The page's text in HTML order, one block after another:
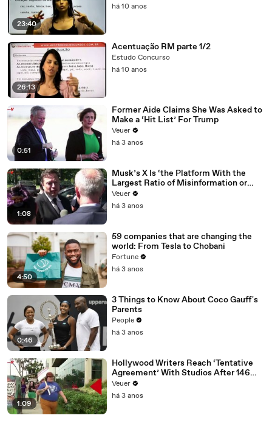
23:40
há 10 anos
26:13
Acentuação RM parte 1/2
Estudo Concurso
há 10 anos
0:51
Former Aide Claims She Was Asked to
Make a ‘Hit List’ For Trump
Veuer
há 3 anos
1:08
Musk’s X Is ‘the Platform With the
Largest Ratio of Misinformation or
Disinformation’ Amongst All Social
Media Platforms
Veuer
há 3 anos
4:50
59 companies that are changing the
world: From Tesla to Chobani
Fortune
há 3 anos
0:46
3 Things to Know About Coco Gauff's
Parents
People
há 3 anos
1:09
Hollywood Writers Reach ‘Tentative
Agreement’ With Studios After 146
Day Strike
Veuer
há 3 anos